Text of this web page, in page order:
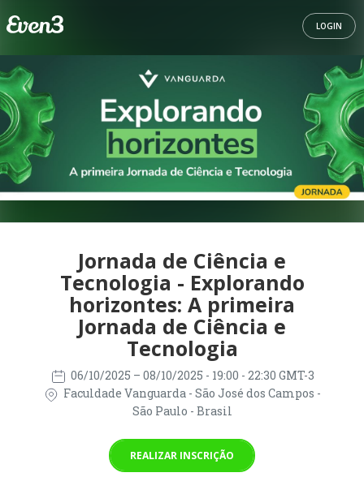
LOGIN
Jornada de Ciência e
Tecnologia - Explorando
horizontes: A primeira
Jornada de Ciência e
Tecnologia
06/10/2025 – 08/10/2025 - 19:00 - 22:30 GMT-3
Faculdade Vanguarda - São José dos Campos -
São Paulo - Brasil
REALIZAR INSCRIÇÃO